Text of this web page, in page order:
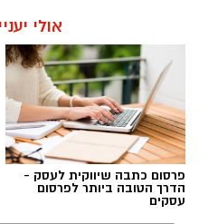
אולי
פרסום כתבה שיווקית לעסק -
הדרך הטובה ביותר לפרסום
עסקים